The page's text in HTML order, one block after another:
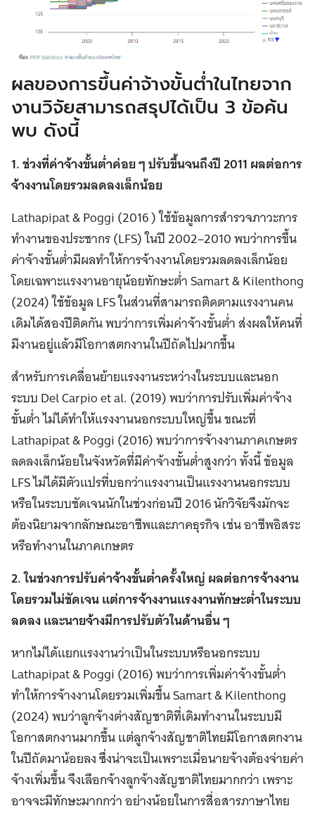
ผลของการขึ้นค่าจ้างขั้นต่ำในไทยจาก
งานวิจัยสามารถสรุปได้เป็น 3 ข้อค้น
พบ ดังนี้
1. ช่วงที่ค่าจ้างขั้นต่ำค่อย ๆ ปรับขึ้นจนถึงปี 2011 ผลต่อการ
จ้างงานโดยรวมลดลงเล็กน้อย
Lathapipat & Poggi (2016 ) ใช้ข้อมูลการสำรวจภาวะการ
ทำงานของประชากร (LFS) ในปี 2002–2010 พบว่าการขึ้น
ค่าจ้างขั้นต่ำมีผลทำให้การจ้างงานโดยรวมลดลงเล็กน้อย
โดยเฉพาะแรงงานอายุน้อยทักษะต่ำ Samart & Kilenthong
(2024) ใช้ข้อมูล LFS ในส่วนที่สามารถติดตามแรงงานคน
เดิมได้สองปีติดกัน พบว่าการเพิ่มค่าจ้างขั้นต่ำ ส่งผลให้คนที่
มีงานอยู่แล้วมีโอกาสตกงานในปีถัดไปมากขึ้น
สำหรับการเคลื่อนย้ายแรงงานระหว่างในระบบและนอก
ระบบ Del Carpio et al. (2019) พบว่าการปรับเพิ่มค่าจ้าง
ขั้นต่ำ ไม่ได้ทำให้แรงงานนอกระบบใหญ่ขึ้น ขณะที่
Lathapipat & Poggi (2016) พบว่าการจ้างงานภาคเกษตร
ลดลงเล็กน้อยในจังหวัดที่มีค่าจ้างขั้นต่ำสูงกว่า ทั้งนี้ ข้อมูล
LFS ไม่ได้มีตัวแปรที่บอกว่าแรงงานเป็นแรงงานนอกระบบ
หรือในระบบชัดเจนนักในช่วงก่อนปี 2016 นักวิจัยจึงมักจะ
ต้องนิยามจากลักษณะอาชีพและภาคธุรกิจ เช่น อาชีพอิสระ
หรือทำงานในภาคเกษตร
2. ในช่วงการปรับค่าจ้างขั้นต่ำครั้งใหญ่ ผลต่อการจ้างงาน
โดยรวมไม่ชัดเจน แต่การจ้างงานแรงงานทักษะต่ำในระบบ
ลดลง และนายจ้างมีการปรับตัวในด้านอื่น ๆ
หากไม่ได้แยกแรงงานว่าเป็นในระบบหรือนอกระบบ
Lathapipat & Poggi (2016) พบว่าการเพิ่มค่าจ้างขั้นต่ำ
ทำให้การจ้างงานโดยรวมเพิ่มขึ้น Samart & Kilenthong
(2024) พบว่าลูกจ้างต่างสัญชาติที่เดิมทำงานในระบบมี
โอกาสตกงานมากขึ้น แต่ลูกจ้างสัญชาติไทยมีโอกาสตกงาน
ในปีถัดมาน้อยลง ซึ่งน่าจะเป็นเพราะเมื่อนายจ้างต้องจ่ายค่า
จ้างเพิ่มขึ้น จึงเลือกจ้างลูกจ้างสัญชาติไทยมากกว่า เพราะ
อาจจะมีทักษะมากกว่า อย่างน้อยในการสื่อสารภาษาไทย